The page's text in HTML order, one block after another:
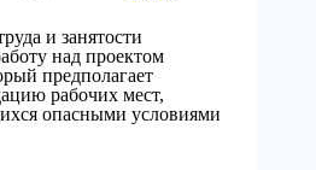
и занятости
над проектом
предполагает
рабочих мест,
опасными условиями